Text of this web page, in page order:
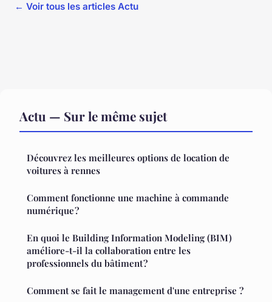
← Voir tous les articles Actu
Actu — Sur le même sujet
Découvrez les meilleures options de location de
voitures à rennes
Comment fonctionne une machine à commande
numérique ?
En quoi le Building Information Modeling (BIM)
améliore-t-il la collaboration entre les
professionnels du bâtiment ?
Comment se fait le management d'une entreprise ?